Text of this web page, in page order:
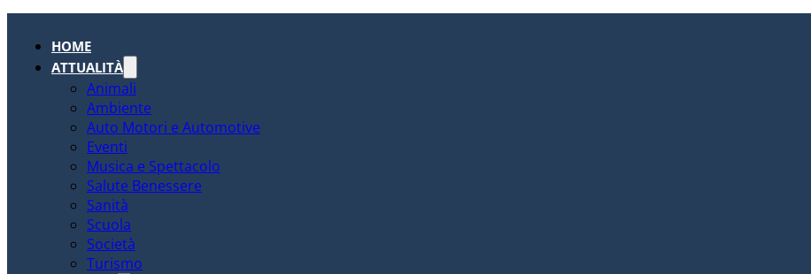
HOME
ATTUALITÀ
Animali
Ambiente
Auto Motori e Automotive
Eventi
Musica e Spettacolo
Salute Benessere
Sanità
Scuola
Società
Turismo